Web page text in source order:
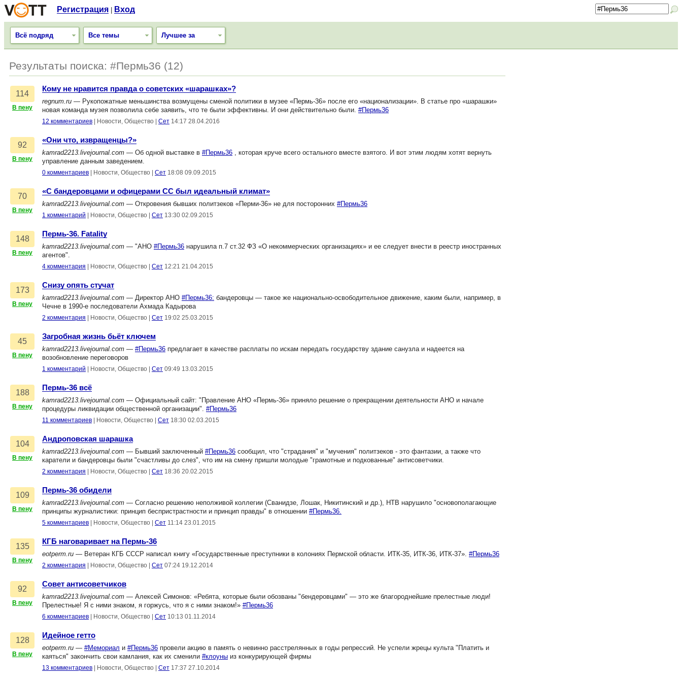
Регистрация Вход
Всё подряд Все темы Лучшее за
Результаты поиска: #Пермь36 (12)
114
В пену
Кому не нравится правда о советских «шарашках»?
regnum.ru — Рукопожатные меньшинства возмущены сменой политики в музее «Пермь-36» после его «национализации». В статье про «шарашки»
новая команда музея позволила себе заявить, что те были эффективны. И они действительно были. #Пермь36
12 комментариев Новости, Общество Сет 14:17 28.04.2016
92
В пену
«Они что, извращенцы?»
kamrad2213.livejournal.com — Об одной выставке в #Пермь36 , которая круче всего остального вместе взятого. И вот этим людям хотят вернуть
управление данным заведением.
0 комментариев Новости, Общество Сет 18:08 09.09.2015
70
В пену
«С бандеровцами и офицерами СС был идеальный климат»
kamrad2213.livejournal.com — Откровения бывших политзеков «Перми-36» не для посторонних #Пермь36
1 комментарий Новости, Общество Сет 13:30 02.09.2015
148
В пену
Пермь-36. Fatality
kamrad2213.livejournal.com — "АНО #Пермь36 нарушила п.7 ст.32 ФЗ «О некоммерческих организациях» и ее следует внести в реестр иностранных
агентов".
4 комментария Новости, Общество Сет 12:21 21.04.2015
173
В пену
Снизу опять стучат
kamrad2213.livejournal.com — Директор АНО #Пермь36: бандеровцы — такое же национально-освободительное движение, каким были, например, в
Чечне в 1990-е последователи Ахмада Кадырова
2 комментария Новости, Общество Сет 19:02 25.03.2015
45
В пену
Загробная жизнь бьёт ключем
kamrad2213.livejournal.com — #Пермь36 предлагает в качестве расплаты по искам передать государству здание санузла и надеется на
возобновление переговоров
1 комментарий Новости, Общество Сет 09:49 13.03.2015
188
В пену
Пермь-36 всё
kamrad2213.livejournal.com — Официальный сайт: "Правление АНО «Пермь-36» приняло решение о прекращении деятельности АНО и начале
процедуры ликвидации общественной организации". #Пермь36
11 комментариев Новости, Общество Сет 18:30 02.03.2015
104
В пену
Андроповская шарашка
kamrad2213.livejournal.com — Бывший заключенный #Пермь36 сообщил, что "страдания" и "мучения" политзеков - это фантазии, а также что
каратели и бандеровцы были "счастливы до слез", что им на смену пришли молодые "грамотные и подкованные" антисоветчики.
2 комментария Новости, Общество Сет 18:36 20.02.2015
109
В пену
Пермь-36 обидели
kamrad2213.livejournal.com — Согласно решению неполживой коллегии (Сванидзе, Лошак, Никитинский и др.), НТВ нарушило "основополагающие
принципы журналистики: принцип беспристрастности и принцип правды" в отношении #Пермь36.
5 комментариев Новости, Общество Сет 11:14 23.01.2015
135
В пену
КГБ наговаривает на Пермь-36
eotperm.ru — Ветеран КГБ СССР написал книгу «Государственные преступники в колониях Пермской области. ИТК-35, ИТК-36, ИТК-37». #Пермь36
2 комментария Новости, Общество Сет 07:24 19.12.2014
92
В пену
Совет антисоветчиков
kamrad2213.livejournal.com — Алексей Симонов: «Ребята, которые были обозваны "бендеровцами" — это же благороднейшие прелестные люди!
Прелестные! Я с ними знаком, я горжусь, что я с ними знаком!» #Пермь36
6 комментариев Новости, Общество Сет 10:13 01.11.2014
128
В пену
Идейное гетто
eotperm.ru — #Мемориал и #Пермь36 провели акцию в память о невинно расстрелянных в годы репрессий. Не успели жрецы культа "Платить и
каяться" закончить свои камлания, как их сменили #клоуны из конкурирующей фирмы
13 комментариев Новости, Общество Сет 17:37 27.10.2014